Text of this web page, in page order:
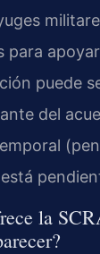
para
puede
del
la